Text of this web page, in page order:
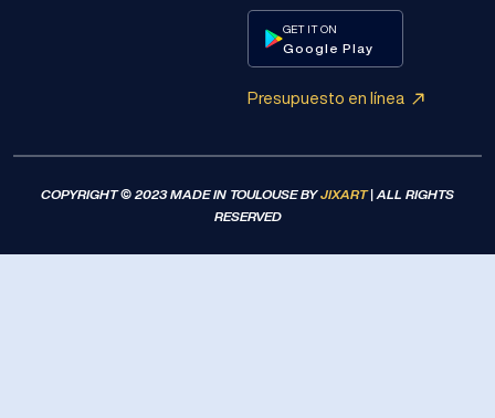
GET IT ON
Google Play
Presupuesto en línea
COPYRIGHT © 2023 MADE IN TOULOUSE BYJIXART| ALL RIGHTS
RESERVED